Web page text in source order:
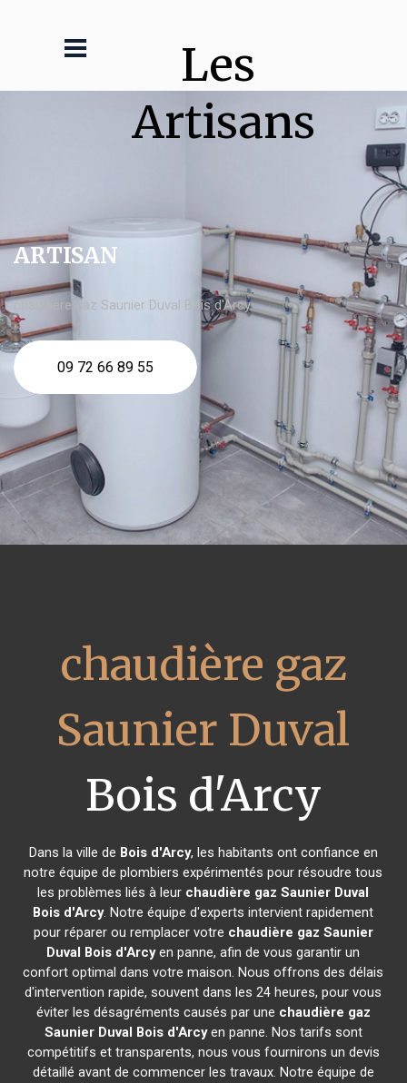
Les
Artisans
ARTISAN
chaudière gaz Saunier Duval Bois d'Arcy
09 72 66 89 55
chaudière gaz
Saunier Duval
Bois d'Arcy
Dans la ville de Bois d'Arcy, les habitants ont confiance en
notre équipe de plombiers expérimentés pour résoudre tous
les problèmes liés à leur chaudière gaz Saunier Duval
Bois d'Arcy. Notre équipe d'experts intervient rapidement
pour réparer ou remplacer votre chaudière gaz Saunier
Duval Bois d'Arcyen panne, afin de vous garantir un
confort optimal dans votre maison. Nous offrons des délais
d'intervention rapide, souvent dans les 24 heures, pour vous
éviter les désagréments causés par une chaudière gaz
Saunier Duval Bois d'Arcyen panne. Nos tarifs sont
compétitifs et transparents, nous vous fournirons un devis
détaillé avant de commencer les travaux. Notre équipe de